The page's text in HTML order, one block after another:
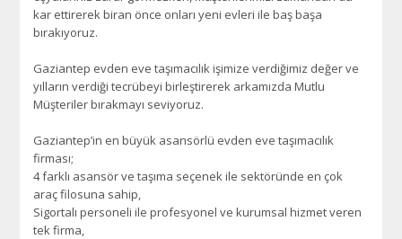
kar ettirerek biran önce onları yeni evleri ile baş başa
bırakıyoruz.
Gaziantep evden eve taşımacılık işimize verdiğimiz değer ve
yılların verdiği tecrübeyi birleştirerek arkamızda Mutlu
Müşteriler bırakmayı seviyoruz.
Gaziantep’in en büyük asansörlü evden eve taşımacılık
firması;
4 farklı asansör ve taşıma seçenek ile sektöründe en çok
araç filosuna sahip,
Sigortalı personeli ile profesyonel ve kurumsal hizmet veren
tek firma,